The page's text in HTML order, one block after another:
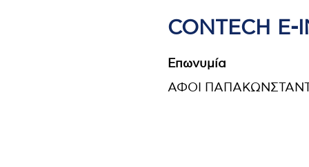
CONTECH E-
Επωνυμία
ΑΦΟΙ